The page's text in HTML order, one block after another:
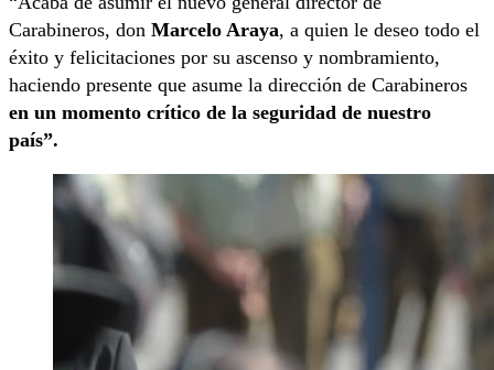
Carabineros, don Marcelo Araya, a quien le deseo todo el
éxito y felicitaciones por su ascenso y nombramiento,
haciendo presente que asume la dirección de Carabineros
en un momento crítico de la seguridad de nuestro
país”.